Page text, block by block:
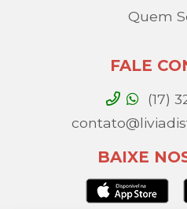
Quem
FALE
(17)
BAIXE